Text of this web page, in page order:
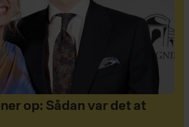
op: Sådan var det at